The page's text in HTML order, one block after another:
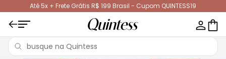
Até 5x + Frete Grátis R$ 199 Brasil - Cupom QUINTESS19